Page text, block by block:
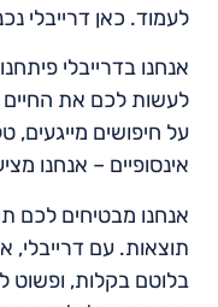
לעמוד. כאן דרייבלי
אנחנו בדרייבלי
לעשות לכם את החיים
על חיפושים מייגעים,
אינסופיים – אנחנו
אנחנו מבטיחים לכם
תוצאות. עם דרייבלי,
בלוטם בקלות, ופשוט